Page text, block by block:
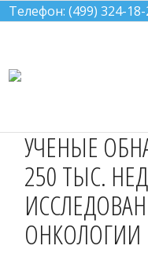
Телефон: (499) 324-
Menu
УЧЕНЫЕ
250 ТЫС.
ОНКОЛОГИИ